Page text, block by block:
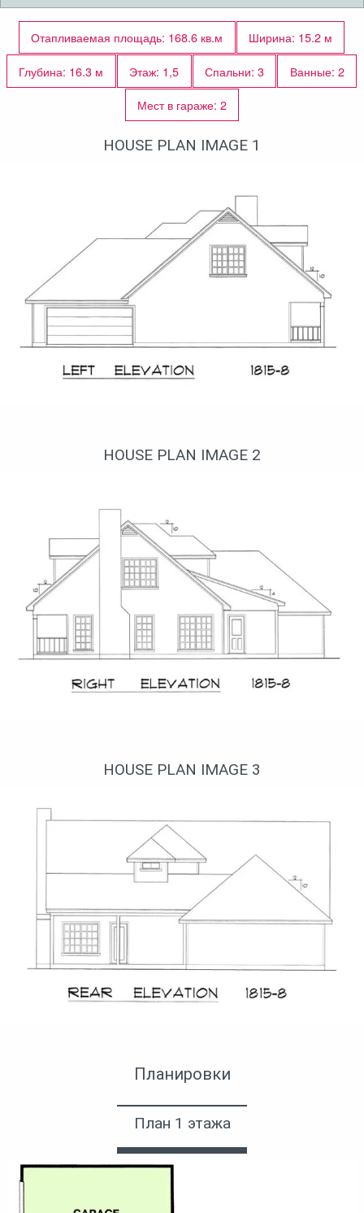
Kitchen, with a walk-in pantry, with a peninsula
utility room, half bathroom, a storage room, all
bedrooms are up on the second floor.
The upper floor has 576 square feet of living
space and features .
Отапливаемая площадь: 168.6 кв.м
Ширина: 15.2 м
Глубина: 16.3 м
Этаж: 1,5 Спальни: 3
Ванные: 2
Мест в гараже: 2
HOUSE PLAN IMAGE 1
HOUSE PLAN IMAGE 2
HOUSE PLAN IMAGE 3
Планировки
План 1 этажа